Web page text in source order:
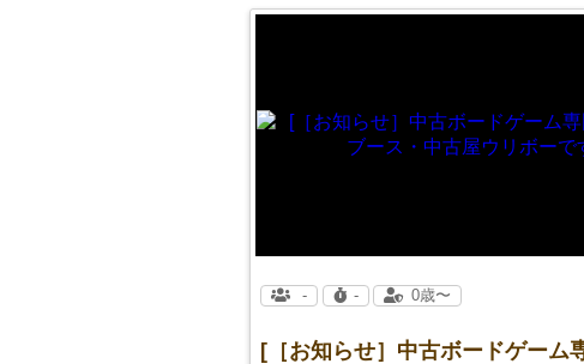
[［お知らせ］中古ボードゲーム
- - 0歳〜